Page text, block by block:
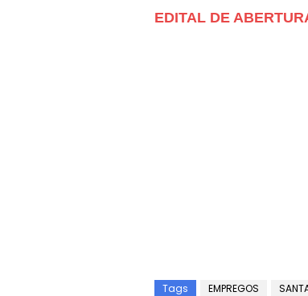
EDITAL DE
Tags EMPREGOS